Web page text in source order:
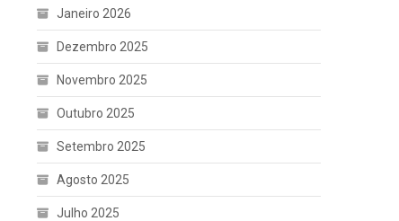
Janeiro 2026
Dezembro 2025
Novembro 2025
Outubro 2025
Setembro 2025
Agosto 2025
Julho 2025